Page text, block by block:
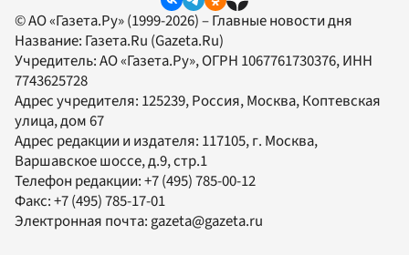
© АО «Газета.Ру» (1999-2026) – Главные новости дня
Название: Газета.Ru (Gazeta.Ru)
Учредитель:АО «Газета.Ру», ОГРН 1067761730376, ИНН
7743625728
Адрес учредителя: 125239, Россия, Москва, Коптевская
улица, дом 67
Адрес редакции и издателя: 117105, г. Москва,
Варшавское шоссе, д.9, стр.1
Телефон редакции:+7 (495) 785-00-12
Факс:+7 (495) 785-17-01
Электронная почта:gazeta@gazeta.ru